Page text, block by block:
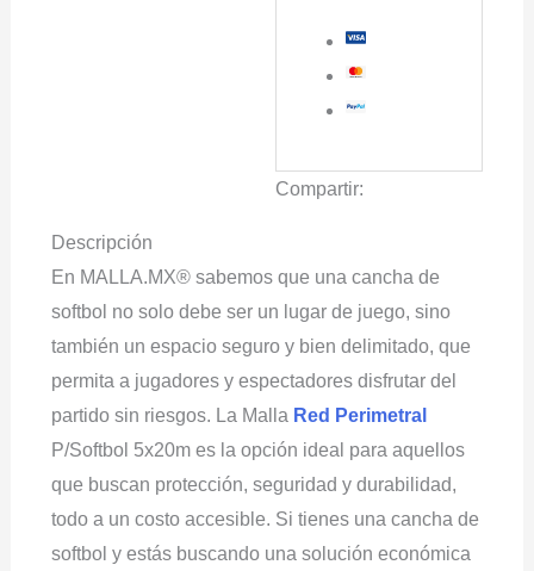
Compartir:
Descripción
En MALLA.MX® sabemos que una cancha de
softbol no solo debe ser un lugar de juego, sino
también un espacio seguro y bien delimitado, que
permita a jugadores y espectadores disfrutar del
partido sin riesgos. La Malla Red Perimetral
P/Softbol 5x20m es la opción ideal para aquellos
que buscan protección, seguridad y durabilidad,
todo a un costo accesible. Si tienes una cancha de
softbol y estás buscando una solución económica